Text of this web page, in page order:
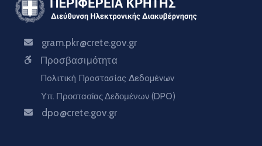
gram.pkr@crete.gov.gr
Προσβασιμότητα
Πολιτική Προστασίας Δεδομένων
Υπ. Προστασίας Δεδομένων (DPO)
dpo@crete.gov.gr